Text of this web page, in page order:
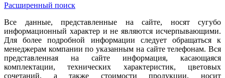
Расширенный поиск
Все данные, представленные на сайте, носят сугубо
информационный характер и не являются исчерпывающими.
Для более подробной информации следует обращаться к
менеджерам компании по указанным на сайте телефонам. Вся
представленная на сайте информация, касающаяся
комплектации, технических характеристик, цветовых
сочетаний, а также стоимости продукции, носит